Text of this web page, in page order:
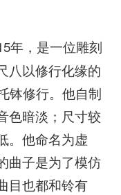
年，是一位雕刻
八以修行化缘的
钵修行。他自制
色暗淡；尺寸较
。他命名为虚
曲子是为了模仿
目也都和铃有